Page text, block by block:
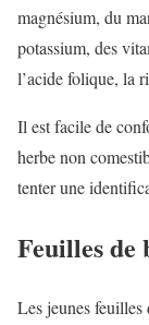
magnésium, du
potassium, des
l’acide folique, la
Il est facile de
herbe non
tenter une
Feuilles
Les jeunes feuilles